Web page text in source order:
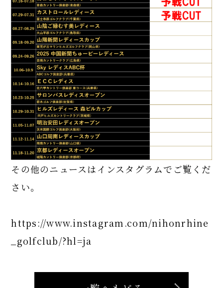
その他のニュースはインスタグラムでご覧くだ
さい。
https://www.instagram.com/nihonrhine
_golfclub/?hl=ja